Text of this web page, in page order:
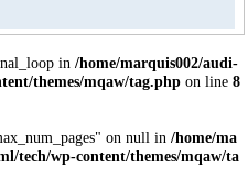
in/home/marquis002/audi-
themes/mqaw/tag.php on line8
on null in/home/ma
tech/wp-content/themes/mqaw/ta